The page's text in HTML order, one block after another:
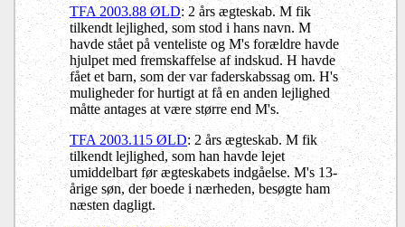
TFA 2003.88 ØLD: 2 års ægteskab. M fik
tilkendt lejlighed, som stod i hans navn. M
havde stået på venteliste og M's forældre havde
hjulpet med fremskaffelse af indskud. H havde
fået et barn, som der var faderskabssag om. H's
muligheder for hurtigt at få en anden lejlighed
måtte antages at være større end M's.
TFA 2003.115 ØLD: 2 års ægteskab. M fik
tilkendt lejlighed, som han havde lejet
umiddelbart før ægteskabets indgåelse. M's 13-
årige søn, der boede i nærheden, besøgte ham
næsten dagligt.